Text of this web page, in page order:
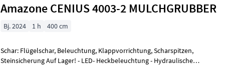
Amazone CENIUS 4003-2 MULCHGRUBBER
Bj. 2024 1 h 400 cm
Schar: Flügelschar, Beleuchtung, Klappvorrichtung, Scharspitzen,
Steinsicherung Auf Lager! - LED- Heckbeleuchtung - Hydraulische